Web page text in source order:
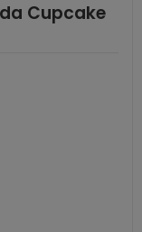
Cupcake